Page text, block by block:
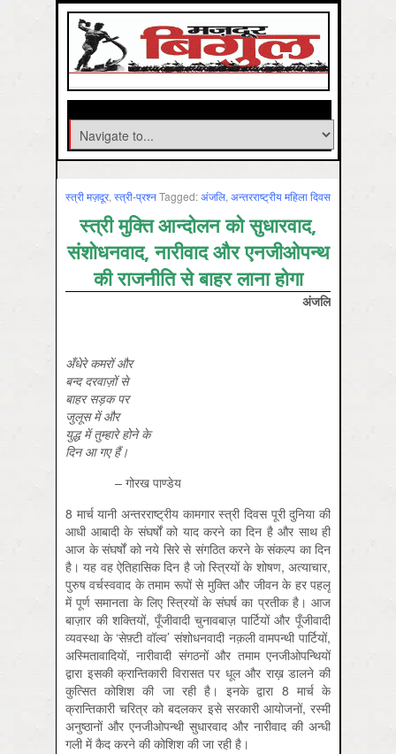
स्‍त्री मज़दूर, स्त्री-प्रश्नTagged:अंजलि, अन्तरराष्ट्रीय महिला दिवस
स्त्री मुक्ति आन्दोलन को सुधारवाद,
संशोधनवाद, नारीवाद और एनजीओपन्थ
की राजनीति से बाहर लाना होगा
अंजलि
अँधेरेकमरोंऔर
बन्ददरवाज़ोंसे
बाहरसड़कपर
जुलूसमेंऔर
युद्धमेंतुम्हारेहोनेके
दिनआगएहैं।
– गोरख पाण्डेय
8 मार्च यानी अन्तरराष्ट्रीय कामगार स्त्री दिवस पूरी दुनिया की
आधी आबादी के संघर्षों को याद करने का दिन है और साथ ही
आज के संघर्षों को नये सिरे से संगठित करने के संकल्प का दिन
है। यह वह ऐतिहासिक दिन है जो स्त्रियों के शोषण, अत्याचार,
पुरुष वर्चस्ववाद के तमाम रूपों से मुक्ति और जीवन के हर पहलू
में पूर्ण समानता के लिए स्त्रियों के संघर्ष का प्रतीक है। आज
बाज़ार की शक्तियों, पूँजीवादी चुनावबाज़ पार्टियों और पूँजीवादी
व्यवस्था के ‘सेफ़्टी वॉल्व’ संशोधनवादी नक़ली वामपन्थी पार्टियों,
अस्मितावादियों, नारीवादी संगठनों और तमाम एनजीओपन्थियों
द्वारा इसकी क्रान्तिकारी विरासत पर धूल और राख़ डालने की
कुत्सित कोशिश की जा रही है। इनके द्वारा 8 मार्च के
क्रान्तिकारी चरित्र को बदलकर इसे सरकारी आयोजनों, रस्मी
अनुष्ठानों और एनजीओपन्थी सुधारवाद और नारीवाद की अन्धी
गली में कैद करने की कोशिश की जा रही है।